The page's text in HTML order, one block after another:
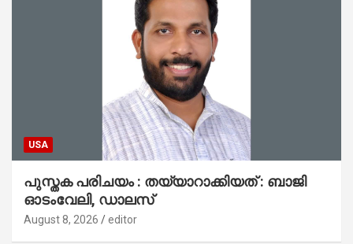
USA
പുസ്തക പരിചയം : തയ്യാറാക്കിയത് : ബാജി
ഓടംവേലി, ഡാലസ്
August 8, 2026 editor